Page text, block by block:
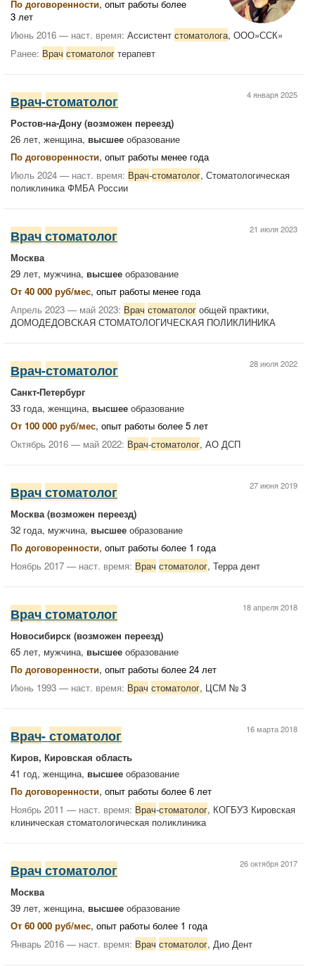
По договоренности, опыт работы более
3 лет
Июнь 2016 — наст. время: Ассистент стоматолога, ООО»ССК»
Ранее: Врач стоматолог терапевт
4 января 2025
Врач-стоматолог
Ростов-на-Дону (возможен переезд)
26 лет, женщина, высшее образование
По договоренности, опыт работы менее года
Июль 2024 — наст. время: Врач-стоматолог, Стоматологическая
поликлиника ФМБА России
21 июля 2023
Врач стоматолог
Москва
29 лет, мужчина, высшее образование
От 40 000 руб/мес, опыт работы менее года
Апрель 2023 — май 2023: Врач стоматолог общей практики,
ДОМОДЕДОВСКАЯ СТОМАТОЛОГИЧЕСКАЯ ПОЛИКЛИНИКА
28 июля 2022
Врач-стоматолог
Санкт-Петербург
33 года, женщина, высшее образование
От 100 000 руб/мес, опыт работы более 5 лет
Октябрь 2016 — май 2022: Врач-стоматолог, АО ДСП
27 июня 2019
Врач стоматолог
Москва(возможен переезд)
32 года, мужчина, высшее образование
По договоренности, опыт работы более 1 года
Ноябрь 2017 — наст. время: Врач стоматолог, Терра дент
18 апреля 2018
Врач стоматолог
Новосибирск (возможен переезд)
65 лет, мужчина, высшее образование
По договоренности, опыт работы более 24 лет
Июнь 1993 — наст. время: Врач стоматолог, ЦСМ № 3
16 марта 2018
Врач- стоматолог
Киров, Кировская область
41 год, женщина, высшее образование
По договоренности, опыт работы более 6 лет
Ноябрь 2011 — наст. время: Врач-стоматолог, КОГБУЗ Кировская
клиническая стоматологическая поликлиника
26 октября 2017
Врач стоматолог
Москва
39 лет, женщина, высшее образование
От 60 000 руб/мес, опыт работы более 1 года
Январь 2016 — наст. время: Врач стоматолог, Дио Дент